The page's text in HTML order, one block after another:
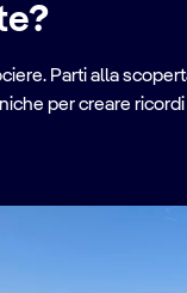
Parti alla
per creare